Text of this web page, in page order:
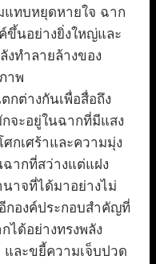
แทบหยุดหายใจ ฉาก
ขึ้นอย่างยิ่งใหญ่และ
งทำลายล้างของ
าพ
กต่างกันเพื่อสื่อถึง
จะอยู่ในฉากที่มีแสง
กเศร้าและความมุ่ง
ากที่สว่างแต่แฝง
าจที่ได้มาอย่างไม่
กองค์ประกอบสำคัญที่
ด้อย่างทรงพลัง
และขยี้ความเจ็บปวด